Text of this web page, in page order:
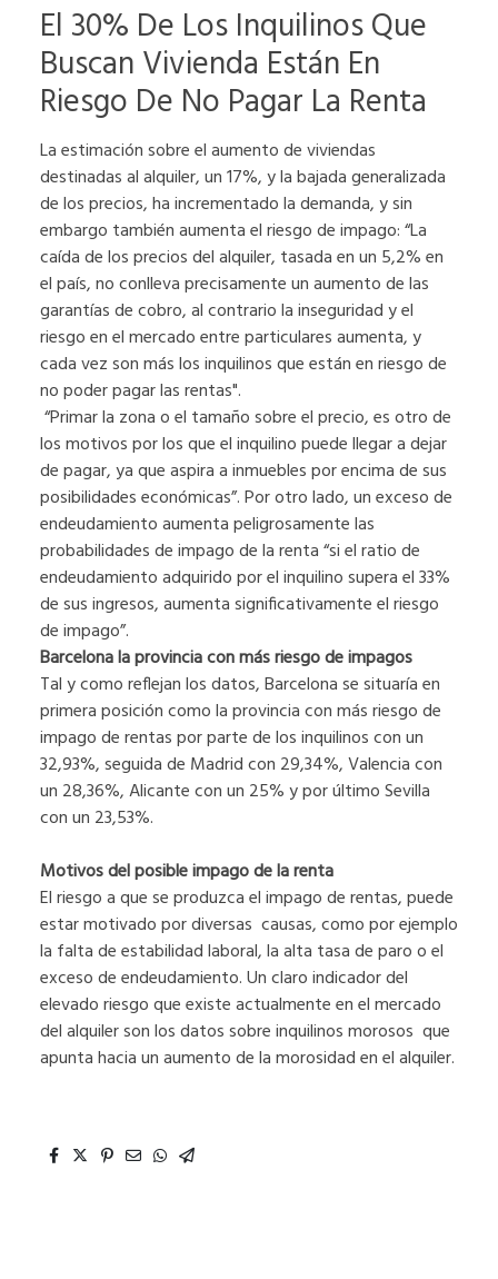
El 30% De Los Inquilinos Que
Buscan Vivienda Están En
Riesgo De No Pagar La Renta
La estimación sobre el aumento de viviendas
destinadas al alquiler, un 17%, y la bajada generalizada
de los precios, ha incrementado la demanda, y sin
embargo también aumenta el riesgo de impago: “La
caída de los precios del alquiler, tasada en un 5,2% en
el país, no conlleva precisamente un aumento de las
garantías de cobro, al contrario la inseguridad y el
riesgo en el mercado entre particulares aumenta, y
cada vez son más los inquilinos que están en riesgo de
no poder pagar las rentas".
“Primar la zona o el tamaño sobre el precio, es otro de
los motivos por los que el inquilino puede llegar a dejar
de pagar, ya que aspira a inmuebles por encima de sus
posibilidades económicas”. Por otro lado, un exceso de
endeudamiento aumenta peligrosamente las
probabilidades de impago de la renta “si el ratio de
endeudamiento adquirido por el inquilino supera el 33%
de sus ingresos, aumenta significativamente el riesgo
de impago”.
Barcelona la provincia con más riesgo de impagos
Tal y como reflejan los datos, Barcelona se situaría en
primera posición como la provincia con más riesgo de
impago de rentas por parte de los inquilinos con un
32,93%, seguida de Madrid con 29,34%, Valencia con
un 28,36%, Alicante con un 25% y por último Sevilla
con un 23,53%.
Motivos del posible impago de la renta
El riesgo a que se produzca el impago de rentas, puede
estar motivado por diversas causas, como por ejemplo
la falta de estabilidad laboral, la alta tasa de paro o el
exceso de endeudamiento. Un claro indicador del
elevado riesgo que existe actualmente en el mercado
del alquiler son los datos sobre inquilinos morosos que
apunta hacia un aumento de la morosidad en el alquiler.